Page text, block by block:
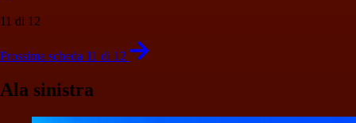
11 di 12
Prossima scheda 11 di 12
Ala sinistra